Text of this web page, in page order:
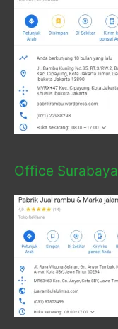
Office Surabaya